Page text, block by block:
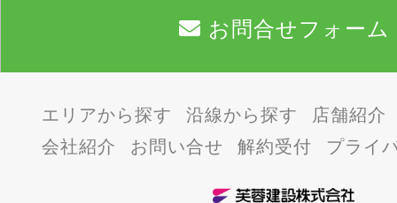
お問合せフォーム
エリアから探す 沿線から探す
店舗紹介
会社紹介
お問い合せ 解約受付 プライ